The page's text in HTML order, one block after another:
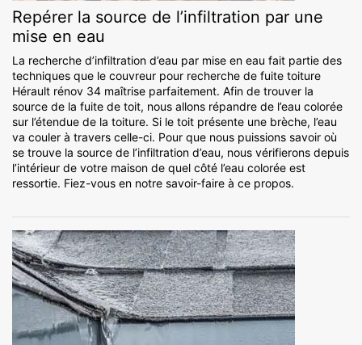
Repérer la source de l’infiltration par une
mise en eau
La recherche d’infiltration d’eau par mise en eau fait partie des
techniques que le couvreur pour recherche de fuite toiture
Hérault rénov 34 maîtrise parfaitement. Afin de trouver la
source de la fuite de toit, nous allons répandre de l’eau colorée
sur l’étendue de la toiture. Si le toit présente une brèche, l’eau
va couler à travers celle-ci. Pour que nous puissions savoir où
se trouve la source de l’infiltration d’eau, nous vérifierons depuis
l’intérieur de votre maison de quel côté l’eau colorée est
ressortie. Fiez-vous en notre savoir-faire à ce propos.